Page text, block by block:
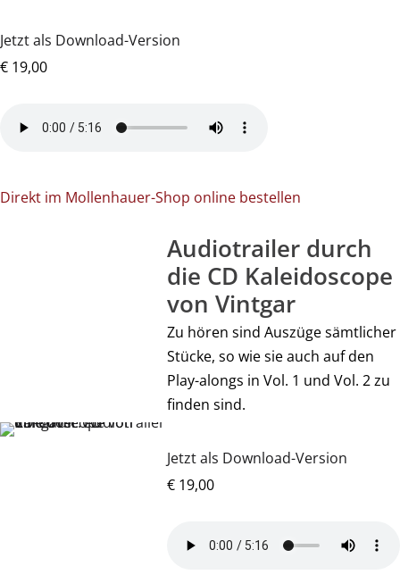
Jetzt als Download-Version
€ 19,00
Direkt im Mollenhauer-Shop online bestellen
Audiotrailer durch
die CD Kaleidoscope
von Vintgar
Zu hören sind Auszüge sämtlicher
Stücke, so wie sie auch auf den
Play-alongs in Vol. 1 und Vol. 2 zu
finden sind.
Jetzt als Download-Version
€ 19,00